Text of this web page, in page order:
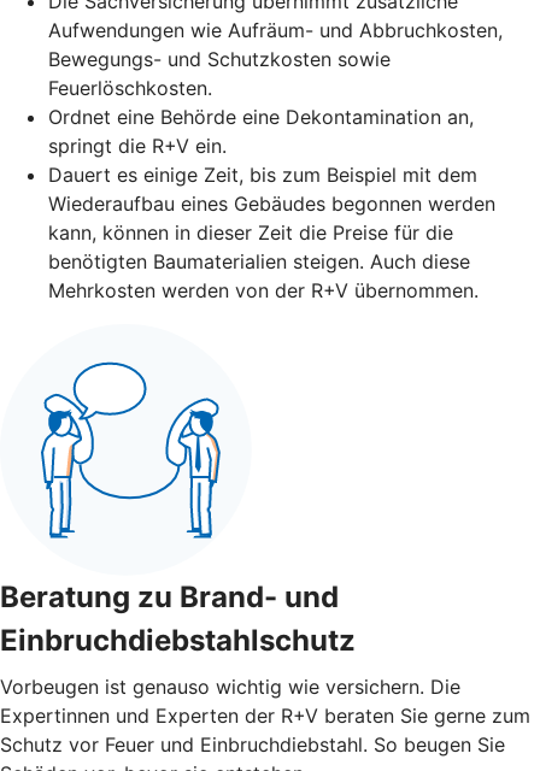
Aufwendungen wie Aufräum- und Abbruchkosten,
Bewegungs- und Schutzkosten sowie
Feuerlöschkosten.
Ordnet eine Behörde eine Dekontamination an,
springt die R+V ein.
Dauert es einige Zeit, bis zum Beispiel mit dem
Wiederaufbau eines Gebäudes begonnen werden
kann, können in dieser Zeit die Preise für die
benötigten Baumaterialien steigen. Auch diese
Mehrkosten werden von der R+V übernommen.
Beratung zu Brand- und
Einbruchdiebstahlschutz
Vorbeugen ist genauso wichtig wie versichern. Die
Expertinnen und Experten der R+V beraten Sie gerne zum
Schutz vor Feuer und Einbruchdiebstahl. So beugen Sie